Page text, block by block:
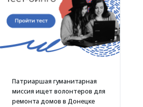
Патриаршая гуманитарная
миссия ищет волонтеров для
ремонта домов в Донецке